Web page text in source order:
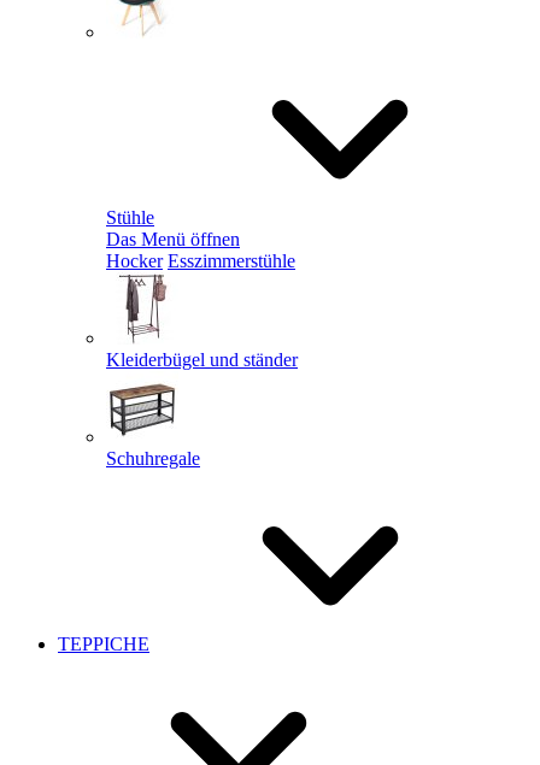
Stühle
Das Menü öffnen
Hocker Esszimmerstühle
Kleiderbügel und ständer
Schuhregale
TEPPICHE